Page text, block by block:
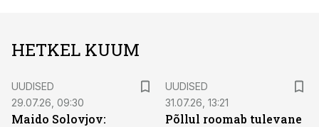
HETKEL KUUM
UUDISED
29.07.26, 09:30
Maido Solovjov:
UUDISED
31.07.26, 13:21
Põllul roomab tulevane